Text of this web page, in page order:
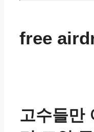
free
고수들만